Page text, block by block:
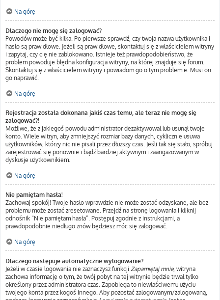
Na górę
Dlaczego nie mogę się zalogować?
Powodów może być kilka. Po pierwsze sprawdź, czy twoja nazwa użytkownika i
hasło są prawidłowe. Jeżeli są prawidłowe, skontaktuj się z właścicielem witryny
i zapytaj, czy cię nie zablokowano. Istnieje też prawdopodobieństwo, że
problem powoduje błędna konfiguracja witryny, na której znajduje się forum.
Skontaktuj się z właścicielem witryny i powiadom go o tym problemie. Musi on
go naprawić.
Na górę
Rejestracja została dokonana jakiś czas temu, ale teraz nie mogę się
zalogować?!
Możliwe, że z jakiegoś powodu administrator dezaktywował lub usunął twoje
konto. Wiele witryn, aby zmniejszyć rozmiar bazy danych, cyklicznie usuwa
użytkowników, którzy nic nie pisali przez dłuższy czas. Jeśli tak się stało, spróbuj
zarejestrować się ponownie i bądź bardziej aktywnym i zaangażowanym w
dyskusje użytkownikiem.
Na górę
Nie pamiętam hasła!
Zachowaj spokój! Twoje hasło wprawdzie nie może zostać odzyskane, ale bez
problemu może zostać zresetowane. Przejdź na stronę logowania i kliknij
odnośnik “Nie pamiętam hasła”. Postępuj zgodnie z instrukcjami, a
prawdopodobnie niedługo znów będziesz móc się zalogować.
Na górę
Dlaczego następuje automatyczne wylogowanie?
Jeżeli w czasie logowania nie zaznaczysz funkcji Zapamiętaj mnie, witryna
zachowa informację o tym, że twój pobyt na tej witrynie będzie trwał tylko
określony przez administratora czas. Zapobiega to niewłaściwemu użyciu
twojego konta przez kogoś innego. Aby pozostać zalogowanym/zalogowaną,